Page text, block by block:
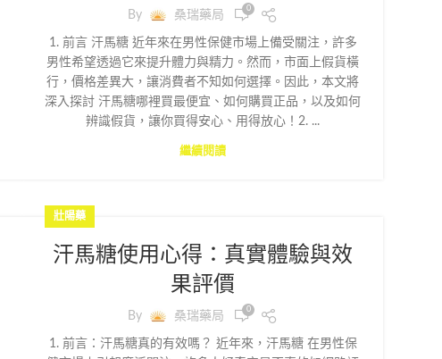
By 桑瑞藥局 0
1. 前言 汗馬糖 近年來在男性保健市場上備受關注，許多
男性希望透過它來提升體力與精力。然而，市面上假貨橫
行，價格差異大，讓消費者不知如何選擇。因此，本文將
深入探討 汗馬糖哪裡買最便宜、如何購買正品，以及如何
辨識假貨，讓你買得安心、用得放心！2. ...
繼續閱讀
壯陽藥
汗馬糖使用心得：真實體驗與效
果評價
By 桑瑞藥局 0
1. 前言：汗馬糖真的有效嗎？ 近年來，汗馬糖 在男性保